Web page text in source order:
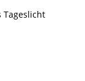
Tageslicht